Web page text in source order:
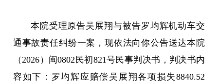
本院受理原告吴展翔与被告罗均辉机动车交
通事故责任纠纷一案，现依法向你公告送达本院
（2026）闽0802民初821号民事判决书，判决书内
容如下：罗均辉应赔偿吴展翔各项损失8840.52